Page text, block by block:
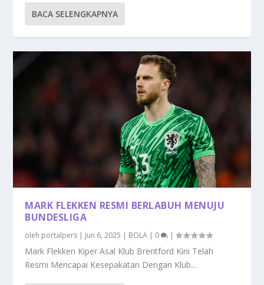
BACA SELENGKAPNYA
MARK FLEKKEN RESMI BERLABUH MENUJU
BUNDESLIGA
oleh portalpers | Jun 6, 2025 | BOLA | 0 |
Mark Flekken Kiper Asal Klub Brentford Kini Telah
Resmi Mencapai Kesepakatan Dengan Klub...